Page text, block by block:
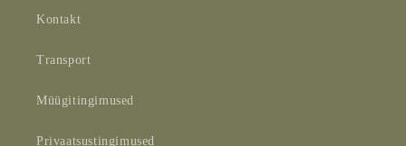
Kontakt
Transport
Müügitingimused
Privaatsustingimused